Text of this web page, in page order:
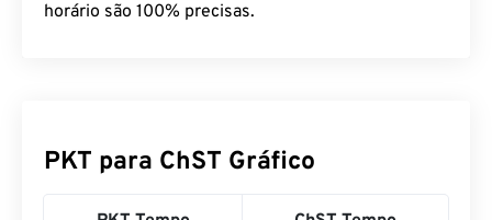
horário são 100% precisas.
PKT para ChST Gráfico